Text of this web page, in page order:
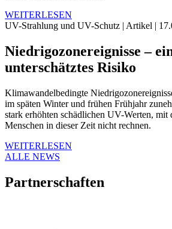
WEITERLESEN
UV-Strahlung und UV-Schutz | Artikel |
Niedrigozonereignisse –
unterschätztes Risiko
Klimawandelbedingte
im späten Winter und frühen Frühjahr
stark erhöhten schädlichen UV-Werten, mit
Menschen in dieser Zeit nicht rechnen.
WEITERLESEN
ALLE NEWS
Partnerschaften